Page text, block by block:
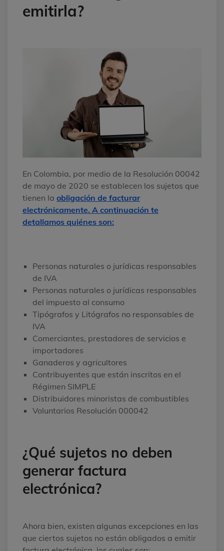
emitirla?
En Colombia, por medio de la Resolución 00042
de mayo de 2020 se establecen los sujetos que
tienen la obligación de facturar
electrónicamente. A continuación te
detallamos quiénes son:
Personas naturales o jurídicas responsables
de IVA
Personas naturales o jurídicas responsables
del impuesto al consumo
Tipógrafos y Litógrafos no responsables de
IVA
Comerciantes, prestadores de servicios e
importadores
Ganaderos y agricultores
Contribuyentes que están inscritos en el
Régimen SIMPLE
Distribuidores minoristas de combustibles
Voluntarios Resolución 000042
¿Qué sujetos no deben
generar factura
electrónica?
Ahora bien, existen algunas excepciones en las
que ciertos sujetos no están obligados a emitir